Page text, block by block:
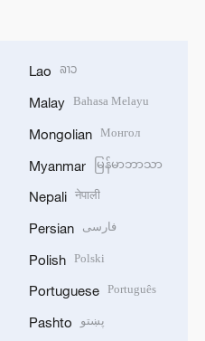
Lao ລາວ
Malay Bahasa Melayu
Mongolian Монгол
Myanmar မြန်မာဘာသာ
Nepali नेपाली
Persian فارسی
Polish Polski
Portuguese Português
Pashto پښتو